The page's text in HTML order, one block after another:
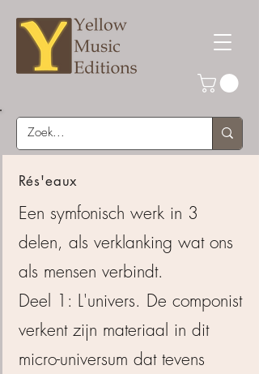
Rés'eaux
Een symfonisch werk in 3
delen, als verklanking wat ons
als mensen verbindt.
Deel 1: L'univers. De componist
verkent zijn materiaal in dit
micro-universum dat tevens